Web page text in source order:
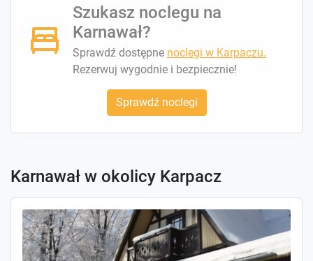
Szukasz noclegu na
Karnawał?
Sprawdź dostępne noclegi w Karpaczu.
Rezerwuj wygodnie i bezpiecznie!
Sprawdź noclegi
Karnawał w okolicy Karpacz